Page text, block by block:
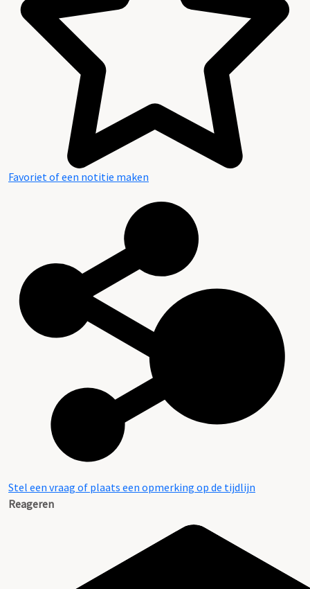
Favoriet of een notitie maken
Stel een vraag of plaats een opmerking op de tijdlijn
Reageren